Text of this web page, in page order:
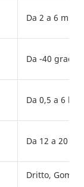
Da 2 a 6 mm
Da -40 gradi
Da 0,5 a 6
Da 12 a 20
Dritto,